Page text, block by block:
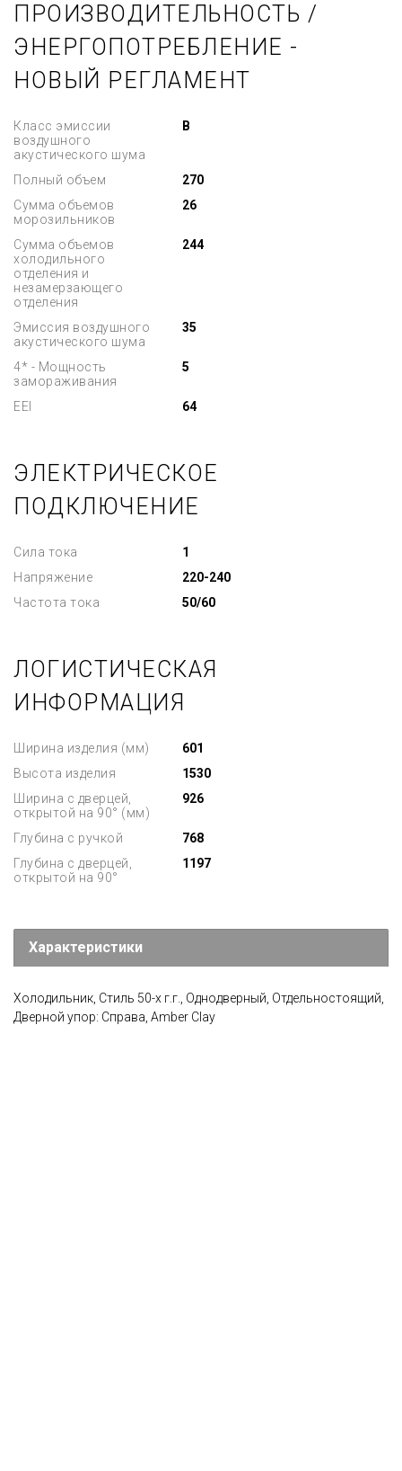
ПРОИЗВОДИТЕЛЬНОСТЬ /
ЭНЕРГОПОТРЕБЛЕНИЕ -
НОВЫЙ РЕГЛАМЕНТ
Класс эмиссии
воздушного
акустического шума
B
Полный объем
270
Сумма объемов
морозильников
26
Сумма объемов
холодильного
отделения и
незамерзающего
отделения
244
Эмиссия воздушного
акустического шума
35
4* - Мощность
замораживания
5
EEI 64
ЭЛЕКТРИЧЕСКОЕ
ПОДКЛЮЧЕНИЕ
Сила тока
1
Напряжение
220-240
Частота тока
50/60
ЛОГИСТИЧЕСКАЯ
ИНФОРМАЦИЯ
Ширина изделия (мм)
601
Высота изделия
1530
Ширина с дверцей,
открытой на 90° (мм)
926
Глубина с ручкой
768
Глубина с дверцей,
открытой на 90°
1197
Характеристики
Холодильник, Стиль 50-х г.г., Однодверный, Отдельностоящий,
Дверной упор: Справа, Amber Clay